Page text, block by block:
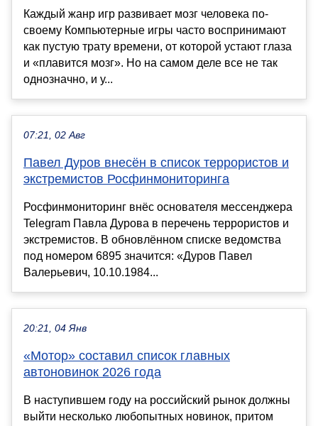
Каждый жанр игр развивает мозг человека по-
своему Компьютерные игры часто воспринимают
как пустую трату времени, от которой устают глаза
и «плавится мозг». Но на самом деле все не так
однозначно, и у...
07:21, 02 Авг
Павел Дуров внесён в список террористов и
экстремистов Росфинмониторинга
Росфинмониторинг внёс основателя мессенджера
Telegram Павла Дурова в перечень террористов и
экстремистов. В обновлённом списке ведомства
под номером 6895 значится: «Дуров Павел
Валерьевич, 10.10.1984...
20:21, 04 Янв
«Мотор» составил список главных
автоновинок 2026 года
В наступившем году на российский рынок должны
выйти несколько любопытных новинок, притом